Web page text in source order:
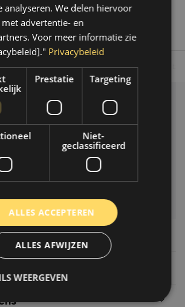
sturen. Op werkdagen voor 14.00 uur
analyseren. We delen hiervoor
met advertentie- en
Voor meer informatie zie
Privacybeleid
Prestatie Targeting
Niet-
geclassificeerd
ALLES ACCEPTEREN
ALLES AFWIJZEN
WEERGEVEN